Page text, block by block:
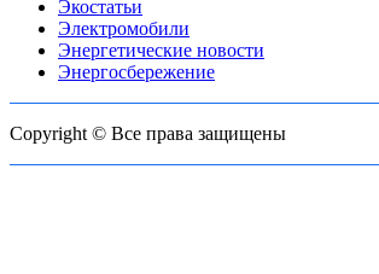
Экостатьи
Электромобили
Энергетические новости
Энергосбережение
Copyright © Все права защищены